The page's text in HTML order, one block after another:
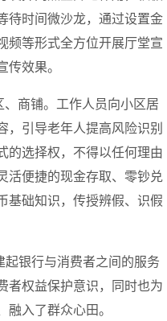
待时间微沙龙，通过设置金
频等形式全方位开展厅堂宣
效果。
商铺。工作人员向小区居
，引导老年人提高风险识别
的选择权，不得以任何理由
活便捷的现金存取、零钞兑
基础知识，传授辨假、识假
起银行与消费者之间的服务
者权益保护意识，同时也为
入了群众心田。